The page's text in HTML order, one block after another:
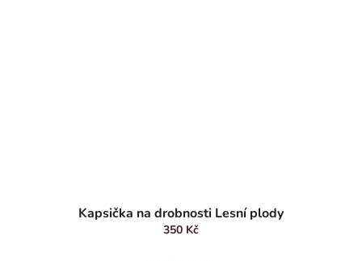
Kapsička na drobnosti Lesní plody
350 Kč